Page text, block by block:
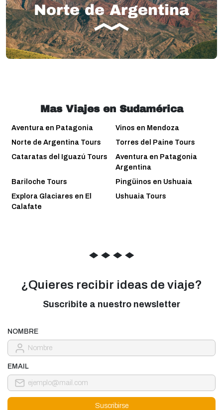
Norte de Argentina
Mas Viajes en Sudamérica
Aventura en Patagonia
Vinos en Mendoza
Norte de Argentina Tours
Torres del Paine Tours
Cataratas del Iguazú Tours
Aventura en Patagonia
Argentina
Bariloche Tours
Pingüinos en Ushuaia
Explora Glaciares en El
Calafate
Ushuaia Tours
◆ ◆ ◆ ◆
¿Quieres recibir ideas de viaje?
Suscribite a nuestro newsletter
NOMBRE
EMAIL